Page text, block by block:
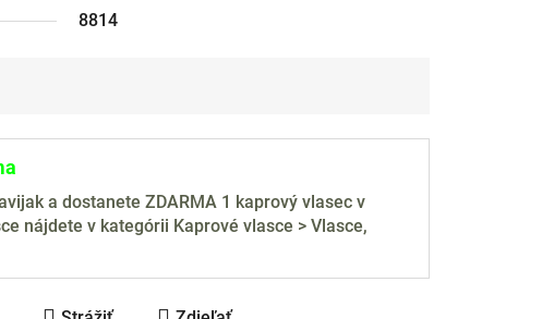
8814
a dostanete ZDARMA 1 kaprový vlasec v
nájdete v kategórii Kaprové vlasce > Vlasce,